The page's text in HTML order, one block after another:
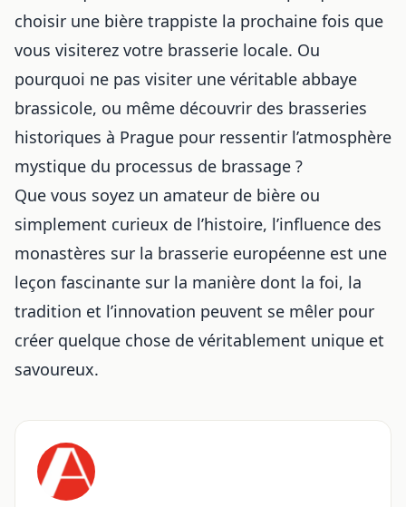
choisir une bière trappiste la prochaine fois que
vous visiterez votre brasserie locale. Ou
pourquoi ne pas visiter une véritable abbaye
brassicole, ou même découvrir des brasseries
historiques à Prague pour ressentir l’atmosphère
mystique du processus de brassage ?
Que vous soyez un amateur de bière ou
simplement curieux de l’histoire, l’influence des
monastères sur la brasserie européenne est une
leçon fascinante sur la manière dont la foi, la
tradition et l’innovation peuvent se mêler pour
créer quelque chose de véritablement unique et
savoureux.